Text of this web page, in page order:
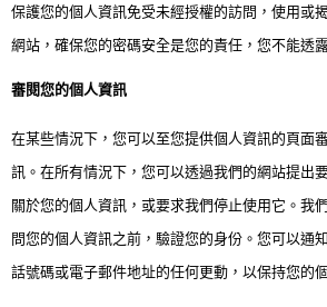
保護您的個人資訊免受未經授權的訪問，使用或
網站，確保您的密碼安全是您的責任，您不能透
審閱您的個人資訊
在某些情況下，您可以至您提供個人資訊的頁面
訊。在所有情況下，您可以透過我們的網站提出
關於您的個人資訊，或要求我們停止使用它。我
問您的個人資訊之前，驗證您的身份。您可以通
話號碼或電子郵件地址的任何更動，以保持您的